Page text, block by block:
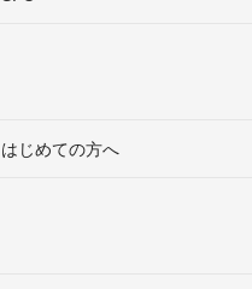
はじめての方へ